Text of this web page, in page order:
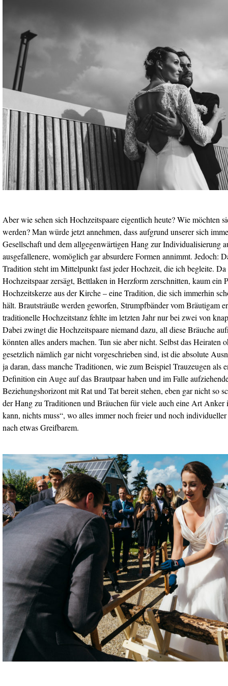
Aber wie sehen sich Hochzeitspaare eigentlich heute? Wie möchten
werden? Man würde jetzt annehmen, dass aufgrund unserer sich
Gesellschaft und dem allgegenwärtigen Hang zur Individualisierung
ausgefallenere, womöglich gar absurdere Formen annimmt. Jedoch:
Tradition steht im Mittelpunkt fast jeder Hochzeit, die ich begleite.
Hochzeitspaar zersägt, Bettlaken in Herzform zerschnitten, kaum ein
Hochzeitskerze aus der Kirche – eine Tradition, die sich immerhin
hält. Brautsträuße werden geworfen, Strumpfbänder vom Bräutigam
traditionelle Hochzeitstanz fehlte im letzten Jahr nur bei zwei von
Dabei zwingt die Hochzeitspaare niemand dazu, all diese Bräuche
könnten alles anders machen. Tun sie aber nicht. Selbst das Heiraten
gesetzlich nämlich gar nicht vorgeschrieben sind, ist die absolute
ja daran, dass manche Traditionen, wie zum Beispiel Trauzeugen als
Definition ein Auge auf das Brautpaar haben und im Falle
Beziehungshorizont mit Rat und Tat bereit stehen, eben gar nicht so
der Hang zu Traditionen und Bräuchen für viele auch eine Art Anker
kann, nichts muss“, wo alles immer noch freier und noch
nach etwas Greifbarem.